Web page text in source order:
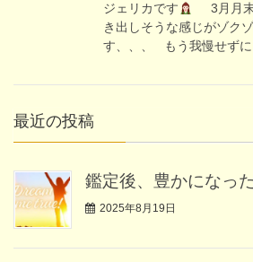
ジェリカです
3月月末
き出しそうな感じがゾク
す、、、 もう我慢せず
最近の投稿
鑑定後、豊かになっ
2025年8月19日